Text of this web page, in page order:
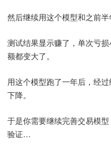
然后继续用这个模型和之前半
测试结果显示赚了，单次亏
额都变大了。
用这个模型跑了一年后，经
下降。
于是你需要继续完善交易模
验证…